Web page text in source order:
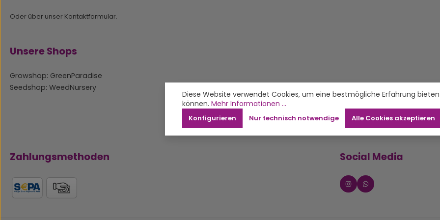
Oder über unser Kontaktformular.
Unsere Shops
Growshop: GreenParadise
Seedshop: WeedNursery
Zahlungsmethoden Social Media
Diese Website verwendet Cookies, um eine bestmögliche Erfahrung
können. Mehr Informationen ...
Nur technisch notwendige
Konfigurieren Alle Cookies akzeptieren